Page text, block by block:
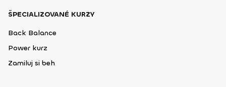
ŠPECIALIZOVANÉ KURZY
Back Balance
Power kurz
Zamiluj si beh